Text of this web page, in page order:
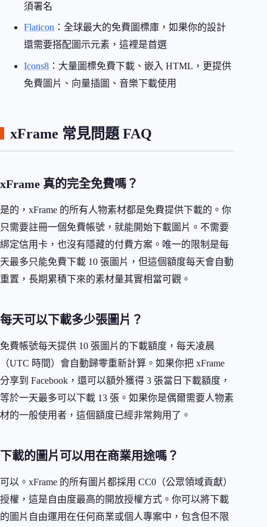
須署名
Flaticon ：全球最大的免費圖標庫，如果你的設計
還需要搭配圖示元素，這裡是首選
Icons8 ：大量圖標免費下載、嵌入 HTML，更提供
免費圖片、向量插圖、音樂下載使用
xFrame 常見問題 FAQ
xFrame 真的完全免費嗎？
是的，xFrame 的所有人物素材都是免費提供下載的。你
只需要註冊一個免費帳號，就能開始下載圖片。不需要
綁定信用卡，也沒有隱藏的付費方案。唯一的限制是每
天最多只能免費下載 10 張圖片，但這個額度每天會自動
重置，長期累積下來的素材量其實相當可觀。
每天可以下載多少張圖片？
免費帳號每天提供 10 張圖片的下載額度，每天凌晨
（UTC 時間）會自動歸零重新計算。如果你把 xFrame
分享到 Facebook，還可以額外獲得 3 張當日下載額度，
等於一天最多可以下載 13 張。如果你是偶爾需要人物素
材的一般使用者，這個額度已經非常夠用了。
下載的圖片可以用在商業用途嗎？
可以。xFrame 的所有圖片都採用 CC0（公眾領域貢獻）
授權，這是自由度最高的開放授權方式。你可以將下載
的圖片自由運用在任何商業或個人專案中，包含但不限